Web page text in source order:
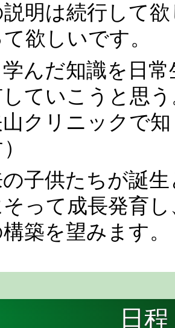
明は続行して
欲しいです。
んだ知識を日
ていこうと思
山クリニックで
子供たちが誕
そって成長発育
築を望みます。
日